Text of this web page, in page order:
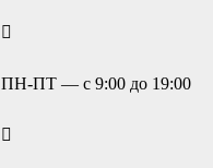
ПН-ПТ — с 9:00 до 19:00